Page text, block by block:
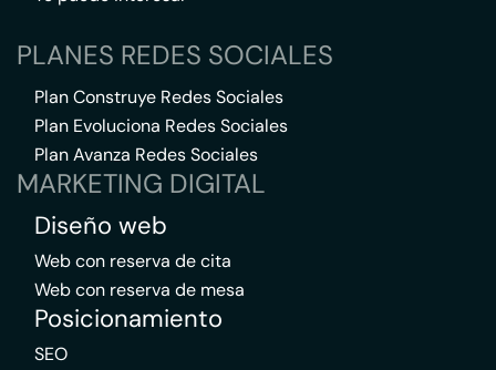
PLANES REDES SOCIALES
Plan Construye Redes Sociales
Plan Evoluciona Redes Sociales
Plan Avanza Redes Sociales
MARKETING DIGITAL
Diseño web
Web con reserva de cita
Web con reserva de mesa
Posicionamiento
SEO